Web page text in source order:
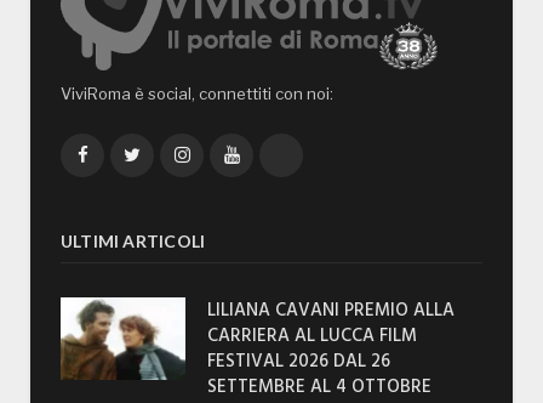
ViviRoma è social, connettiti con noi:
FacebookTwitterInstagramYouTube
ULTIMI ARTICOLI
LILIANA CAVANI PREMIO ALLA
CARRIERA AL LUCCA FILM
FESTIVAL 2026 DAL 26
SETTEMBRE AL 4 OTTOBRE